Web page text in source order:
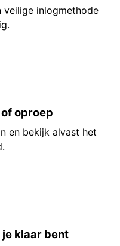
veilige inlogmethode
oproep
en bekijk alvast het
klaar bent